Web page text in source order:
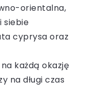
orientalna,
siebie
cyprysa oraz
każdą okazję
na długi czas